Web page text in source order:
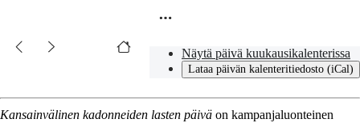
Näytä päivä kuukausikalenterissa
Lataa päivän kalenteritiedosto (iCal)
Kansainvälinen kadonneiden lasten päivä on kampanjaluonteinen